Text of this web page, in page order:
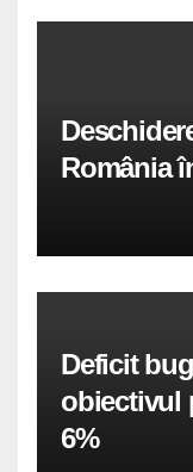
România
Deficit
obiectivul
6%